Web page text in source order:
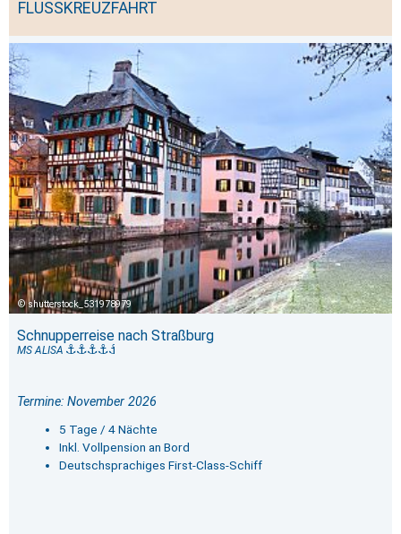
FLUSSKREUZFAHRT
shutterstock_531978979
Schnupperreise nach Straßburg
MS ALISA
Termine: November 2026
5 Tage / 4 Nächte
Inkl. Vollpension an Bord
Deutschsprachiges First-Class-Schiff